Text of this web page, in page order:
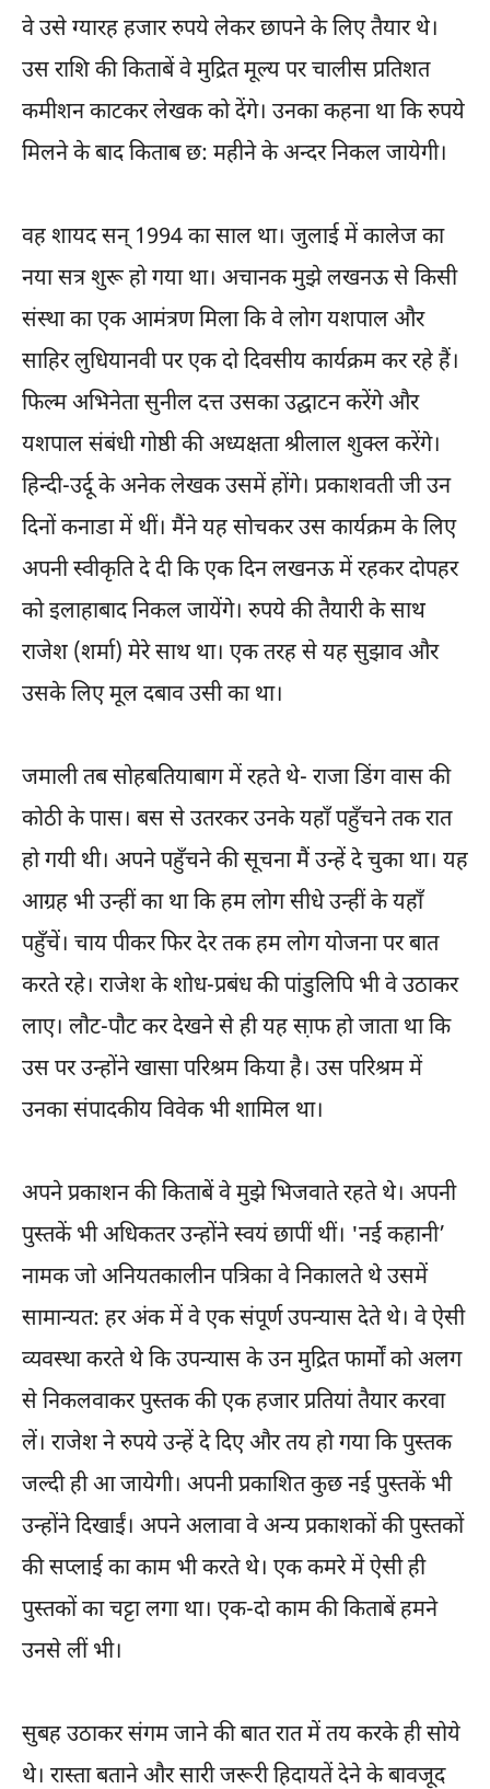
वे उसे ग्यारह हजार रुपये लेकर छापने के लिए तैयार थे।
उस राशि की किताबें वे मुद्रित मूल्य पर चालीस प्रतिशत
कमीशन काटकर लेखक को देंगे। उनका कहना था कि रुपये
मिलने के बाद किताब छ: महीने के अन्दर निकल जायेगी।
वह शायद सन् 1994 का साल था। जुलाई में कालेज का
नया सत्र शुरू हो गया था। अचानक मुझे लखनऊ से किसी
संस्था का एक आमंत्रण मिला कि वे लोग यशपाल और
साहिर लुधियानवी पर एक दो दिवसीय कार्यक्रम कर रहे हैं।
फिल्म अभिनेता सुनील दत्त उसका उद्घाटन करेंगे और
यशपाल संबंधी गोष्ठी की अध्यक्षता श्रीलाल शुक्ल करेंगे।
हिन्दी-उर्दू के अनेक लेखक उसमें होंगे। प्रकाशवती जी उन
दिनों कनाडा में थीं। मैंने यह सोचकर उस कार्यक्रम के लिए
अपनी स्वीकृति दे दी कि एक दिन लखनऊ में रहकर दोपहर
को इलाहाबाद निकल जायेंगे। रुपये की तैयारी के साथ
राजेश (शर्मा) मेरे साथ था। एक तरह से यह सुझाव और
उसके लिए मूल दबाव उसी का था।
जमाली तब सोहबतियाबाग में रहते थे- राजा डिंग वास की
कोठी के पास। बस से उतरकर उनके यहाँ पहुँचने तक रात
हो गयी थी। अपने पहुँचने की सूचना मैं उन्हें दे चुका था। यह
आग्रह भी उन्हीं का था कि हम लोग सीधे उन्हीं के यहाँ
पहुँचें। चाय पीकर फिर देर तक हम लोग योजना पर बात
करते रहे। राजेश के शोध-प्रबंध की पांडुलिपि भी वे उठाकर
लाए। लौट-पौट कर देखने से ही यह सा़फ हो जाता था कि
उस पर उन्होंने खासा परिश्रम किया है। उस परिश्रम में
उनका संपादकीय विवेक भी शामिल था।
अपने प्रकाशन की किताबें वे मुझे भिजवाते रहते थे। अपनी
पुस्तकें भी अधिकतर उन्होंने स्वयं छापीं थीं। 'नई कहानी’
नामक जो अनियतकालीन पत्रिका वे निकालते थे उसमें
सामान्यत: हर अंक में वे एक संपूर्ण उपन्यास देते थे। वे ऐसी
व्यवस्था करते थे कि उपन्यास के उन मुद्रित फार्मों को अलग
से निकलवाकर पुस्तक की एक हजार प्रतियां तैयार करवा
लें। राजेश ने रुपये उन्हें दे दिए और तय हो गया कि पुस्तक
जल्दी ही आ जायेगी। अपनी प्रकाशित कुछ नई पुस्तकें भी
उन्होंने दिखाईं। अपने अलावा वे अन्य प्रकाशकों की पुस्तकों
की सप्लाई का काम भी करते थे। एक कमरे में ऐसी ही
पुस्तकों का चट्टा लगा था। एक-दो काम की किताबें हमने
उनसे लीं भी।
सुबह उठाकर संगम जाने की बात रात में तय करके ही सोये
थे। रास्ता बताने और सारी जरूरी हिदायतें देने के बावजूद